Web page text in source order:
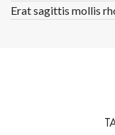
Erat sagittis mollis